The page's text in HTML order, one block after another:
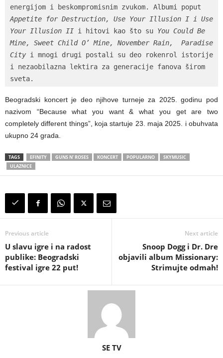
Appetite for Destruction, Use Your Illusion I i Use
Your Illusion II i hitovi kao što su You Could Be
Mine, Sweet Child O’ Mine, November Rain,  Paradise
City i mnogi drugi postali su deo rokenrol istorije
i nezaobilazna lektira za generacije fanova širom
sveta.
Beogradski koncert je deo njihove turneje za 2025. godinu pod
nazivom “Because what you want & what you get are two
completely different things”, koja startuje 23. maja 2025. i obuhvata
ukupno 24 grada.
TAGS EFINITY GUNS N’ ROSES KONCERT POPULARNO
SKYMUSIC
ULAZNICE
Previous article
U slavu igre i na radost
publike: Beogradski
festival igre 22 put!
Next article
Snoop Dogg i Dr. Dre
objavili album Missionary:
Strimujte odmah!
SE TV